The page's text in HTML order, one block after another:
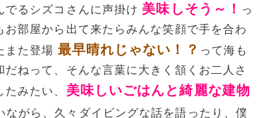
るシズコさんに声掛け 美味しそう～！ っ
部屋から出て来たらみんな笑顔で手を合わ
また登場 最早晴れじゃない！？ って海も
ねって、そんな言葉に大きく頷くお二人さ
みたい、 美味しいごはんと綺麗な建物
ながら、久々ダイビングな話を語ったり、僕